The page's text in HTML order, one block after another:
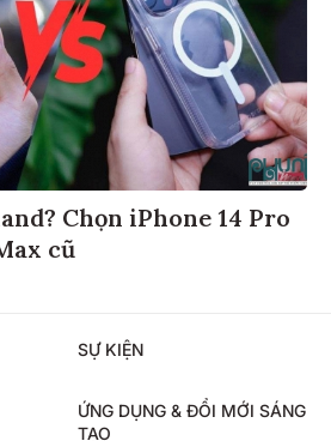
Chọn iPhone 14 Pro
cũ
SỰ KIỆN
ỨNG DỤNG & ĐỔI MỚI SÁNG
TẠO